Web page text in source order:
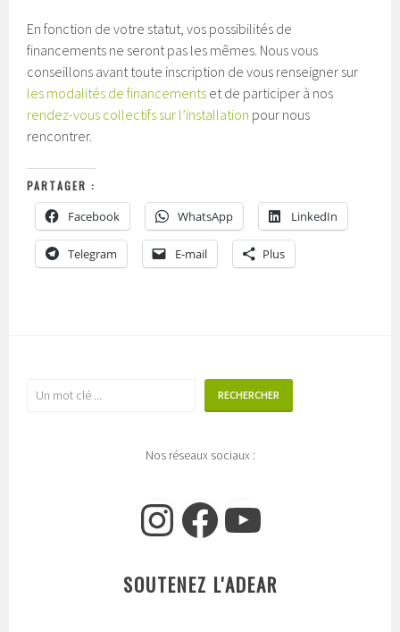
En fonction de votre statut, vos possibilités de
financements ne seront pas les mêmes. Nous vous
conseillons avant toute inscription de vous renseigner sur
les modalités de financements et de participer à nos
rendez-vous collectifs sur l’installation pour nous
rencontrer.
PARTAGER :
Facebook WhatsApp LinkedIn
Telegram E-mail Plus
Rechercher RECHERCHER
Nos réseaux sociaux :
Instagram
Facebook
YouTube
SOUTENEZ L'ADEAR